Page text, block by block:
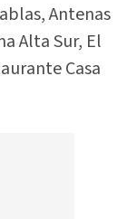
Antenas
Alta Sur, El
Casa